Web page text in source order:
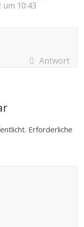
10:43
Antwort
Erforderliche